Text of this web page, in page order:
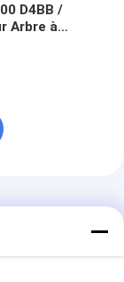
D4BB /
Arbre à